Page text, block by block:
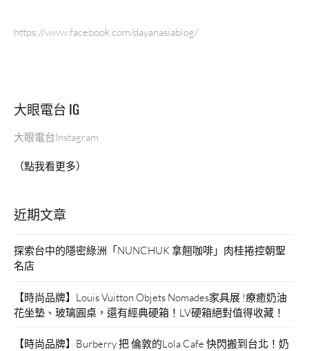
https://www.facebook.com/dayanasiablog/
大眼電台 IG
大眼電台Instagram
（點我看更多）
近期文章
探索台中的隱密綠洲「NUNCHUK 拿翹咖啡」肉桂捲控朝聖
名店
【時尚品牌】Louis Vuitton Objets Nomades家具展 !療癒奶油
花坐墊、玻璃圓桌，還有經典硬箱！LV硬箱絕對值得收藏！
【時尚品牌】Burberry 把 倫敦的Lola Cafe 快閃搬到台北！奶